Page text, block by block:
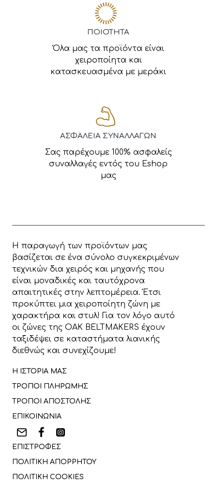
ΠΟΙΟΤΗΤΑ
Όλα μας τα προϊόντα είναι
χειροποίητα και
κατασκευασμένα με μεράκι
ΑΣΦΑΛΕΙΑ ΣΥΝΑΛΛΑΓΩΝ
Σας παρέχουμε 100% ασφαλείς
συναλλαγές εντός του Eshop
μας
Η παραγωγή των προϊόντων μας
βασίζεται σε ένα σύνολο συγκεκριμένων
τεχνικών δια χειρός και μηχανής που
είναι μοναδικές και ταυτόχρονα
απαιτητικές στην λεπτομέρεια. Έτσι
προκύπτει μια χειροποίητη ζώνη με
χαρακτήρα και στυλ! Για τον λόγο αυτό
οι ζώνες της OAK BELTMAKERS έχουν
ταξιδέψει σε καταστήματα λιανικής
διεθνώς και συνεχίζουμε!
Η ΙΣΤΟΡΙΑ ΜΑΣ
ΤΡΟΠΟΙ ΠΛΗΡΩΜΗΣ
ΤΡΟΠΟΙ ΑΠΟΣΤΟΛΗΣ
ΕΠΙΚΟΙΝΩΝΙΑ
ΕΠΙΣΤΡΟΦΕΣ
ΠΟΛΙΤΙΚΗ ΑΠΟΡΡΗΤΟΥ
ΠΟΛΙΤΙΚΗ COOKIES